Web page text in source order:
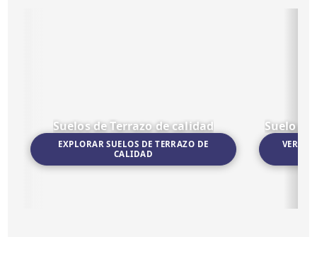
Suelos de Terrazo de calidad
EXPLORAR SUELOS DE TERRAZO DE
CALIDAD
Suelo
VER